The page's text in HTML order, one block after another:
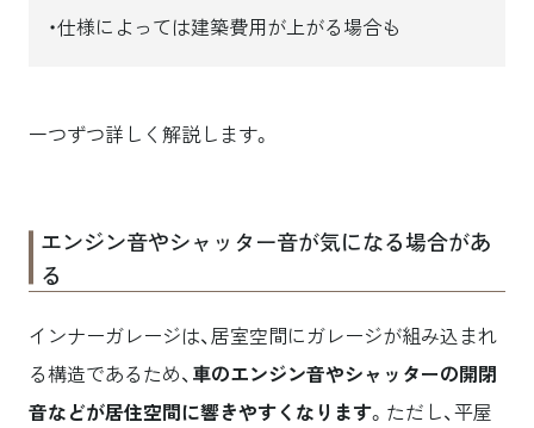
仕様によっては建築費用が上がる場合も
一つずつ詳しく解説します。
エンジン音やシャッター音が気になる場合があ
る
インナーガレージは、居室空間にガレージが組み込まれ
る構造であるため、車のエンジン音やシャッターの開閉
音などが居住空間に響きやすくなります。ただし、平屋